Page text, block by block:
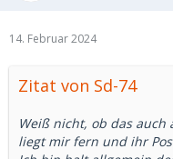
14. Februar 2024
Zitat von Sd-74
Weiß nicht, ob das auch
liegt mir fern und ihr